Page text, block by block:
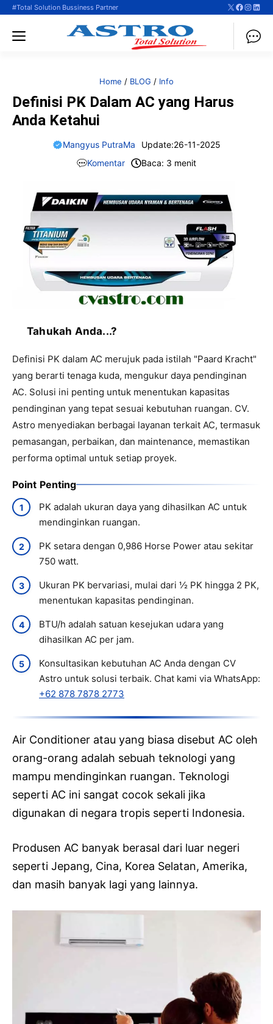
Langsung
#Total Solution Bussiness Partner X
Menu
Home / BLOG / Info
Definisi PK Dalam AC yang Harus
Anda Ketahui
Mangyus PutraMa Update:26-11-2025
Komentar
Baca: 3 menit
Tahukah Anda...?
Definisi PK dalam AC merujuk pada istilah "Paard Kracht"
yang berarti tenaga kuda, mengukur daya pendinginan
AC. Solusi ini penting untuk menentukan kapasitas
pendinginan yang tepat sesuai kebutuhan ruangan. CV.
Astro menyediakan berbagai layanan terkait AC, termasuk
pemasangan, perbaikan, dan maintenance, memastikan
performa optimal untuk setiap proyek.
Point Penting
PK adalah ukuran daya yang dihasilkan AC untuk
mendinginkan ruangan.
PK setara dengan 0,986 Horse Power atau sekitar
750 watt.
Ukuran PK bervariasi, mulai dari ½ PK hingga 2 PK,
menentukan kapasitas pendinginan.
BTU/h adalah satuan kesejukan udara yang
dihasilkan AC per jam.
Konsultasikan kebutuhan AC Anda dengan CV
Astro untuk solusi terbaik. Chat kami via WhatsApp:
+62 878 7878 2773
Air Conditioner atau yang biasa disebut AC oleh
orang-orang adalah sebuah teknologi yang
mampu mendinginkan ruangan. Teknologi
seperti AC ini sangat cocok sekali jika
digunakan di negara tropis seperti Indonesia.
Produsen AC banyak berasal dari luar negeri
seperti Jepang, Cina, Korea Selatan, Amerika,
dan masih banyak lagi yang lainnya.